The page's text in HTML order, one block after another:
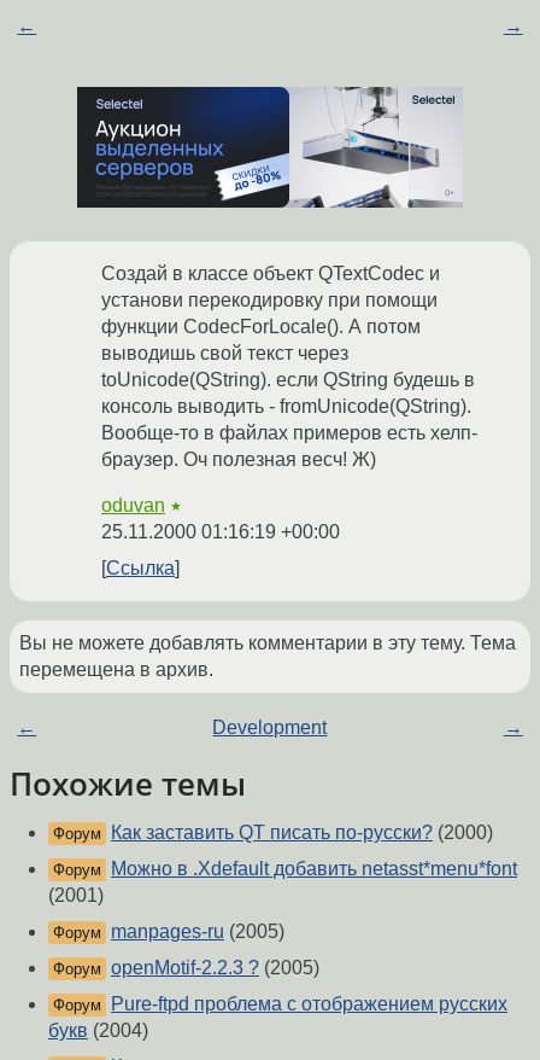
← →
Создай в классе объект QTextCodec и
установи перекодировку при помощи
функции CodecForLocale(). А потом
выводишь свой текст через
toUnicode(QString). если QString будешь в
консоль выводить - fromUnicode(QString).
Вообще-то в файлах примеров есть хелп-
браузер. Оч полезная весч! Ж)
oduvan ★
25.11.2000 01:16:19 +00:00
Ссылка
Вы не можете добавлять комментарии в эту тему. Тема
перемещена в архив.
← Development →
Похожие темы
Форум Как заставить QT писать по-русски? (2000)
Форум
Можно в .Xdefault добавить netasst*menu*font
(2001)
Форум manpages-ru (2005)
Форум openMotif-2.2.3 ? (2005)
Форум
Pure-ftpd проблема с отображением русских
букв (2004)